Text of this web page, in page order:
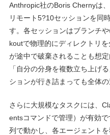
Anthropic社のBoris Chernyは
リモート5?10セッションを同
す。各セッションはブランチ
koutで物理的にディレクトリ
が途中で破棄されることも想
「自分の分身を複数立ち上げ
ションが行き詰まっても全体の
さらに大規模なタスクには、
entsコマンドで管理）が有効
列で動かし、各エージェント